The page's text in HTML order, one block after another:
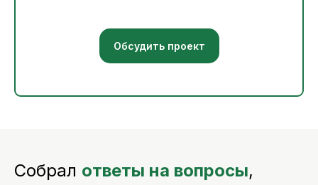
Обсудить проект
Собрал ответы на вопросы,